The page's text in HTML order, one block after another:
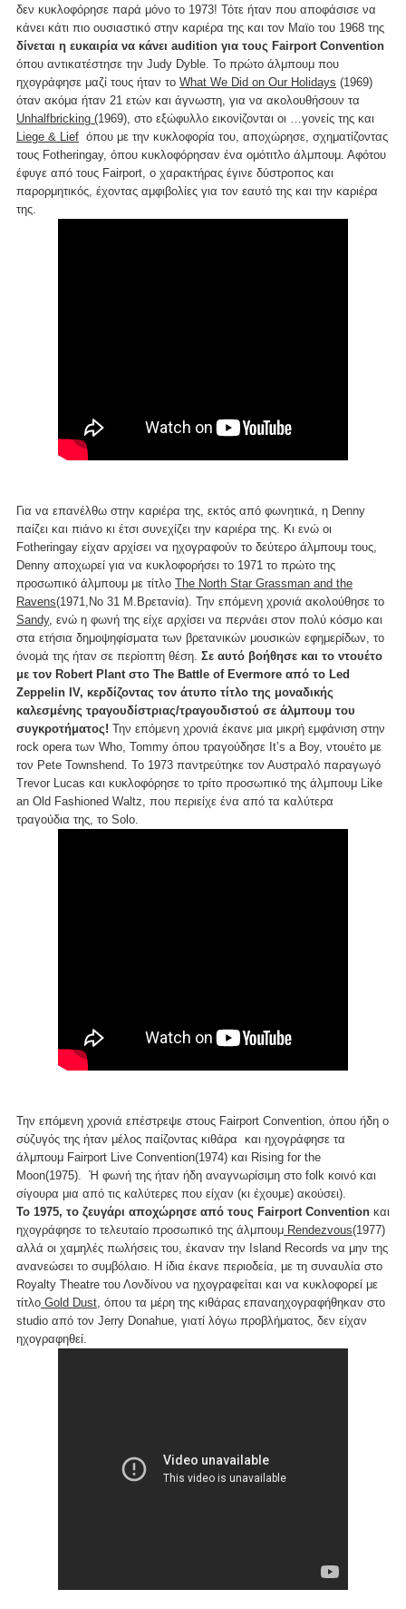
δεν κυκλοφόρησε παρά μόνο το 1973! Τότε ήταν που αποφάσισε να
κάνει κάτι πιο ουσιαστικό στην καριέρα της και τον Μαϊο του 1968 της
δίνεται η ευκαιρία να κάνει audition για τους Fairport Convention
όπου αντικατέστησε την Judy Dyble. Το πρώτο άλμπουμ που
ηχογράφησε μαζί τους ήταν το What We Did on Our Holidays (1969)
όταν ακόμα ήταν 21 ετών και άγνωστη, για να ακολουθήσουν τα
Unhalfbricking (1969), στο εξώφυλλο εικονίζονται οι …γονείς της και
Liege & Lief όπου με την κυκλοφορία του, αποχώρησε, σχηματίζοντας
τους Fotheringay, όπου κυκλοφόρησαν ένα ομότιτλο άλμπουμ. Αφότου
έφυγε από τους Fairport, ο χαρακτήρας έγινε δύστροπος και
παρορμητικός, έχοντας αμφιβολίες για τον εαυτό της και την καριέρα
της.
Για να επανέλθω στην καριέρα της, εκτός από φωνητικά, η Denny
παίζει και πιάνο κι έτσι συνεχίζει την καριέρα της. Κι ενώ οι
Fotheringay είχαν αρχίσει να ηχογραφούν το δεύτερο άλμπουμ τους,
Denny αποχωρεί για να κυκλοφορήσει το 1971 το πρώτο της
προσωπικό άλμπουμ με τίτλο The North Star Grassman and the
Ravens(1971,Νο 31 Μ.Βρετανία). Την επόμενη χρονιά ακολούθησε το
Sandy, ενώ η φωνή της είχε αρχίσει να περνάει στον πολύ κόσμο και
στα ετήσια δημοψηφίσματα των βρετανικών μουσικών εφημερίδων, το
όνομά της ήταν σε περίοπτη θέση. Σε αυτό βοήθησε και το ντουέτο
με τον Robert Plant στο The Battle of Evermore από το Led
Zeppelin IV, κερδίζοντας τον άτυπο τίτλο της μοναδικής
καλεσμένης τραγουδίστριας/τραγουδιστού σε άλμπουμ του
συγκροτήματος! Την επόμενη χρονιά έκανε μια μικρή εμφάνιση στην
rock opera των Who, Tommy όπου τραγούδησε It’s a Boy, ντουέτο με
τον Pete Townshend. To 1973 παντρεύτηκε τον Αυστραλό παραγωγό
Trevor Lucas και κυκλοφόρησε το τρίτο προσωπικό της άλμπουμ Like
an Old Fashioned Waltz, που περιείχε ένα από τα καλύτερα
τραγούδια της, το Solo.
Την επόμενη χρονιά επέστρεψε στους Fairport Convention, όπου ήδη ο
σύζυγός της ήταν μέλος παίζοντας κιθάρα και ηχογράφησε τα
άλμπουμ Fairport Live Convention(1974) και Rising for the
Moon(1975). Ή φωνή της ήταν ήδη αναγνωρίσιμη στο folk κοινό και
σίγουρα μια από τις καλύτερες που είχαν (κι έχουμε) ακούσει).
Το 1975, το ζευγάρι αποχώρησε από τους Fairport Convention και
ηχογράφησε το τελευταίο προσωπικό της άλμπουμ Rendezvous(1977)
αλλά οι χαμηλές πωλήσεις του, έκαναν την Island Records να μην της
ανανεώσει το συμβόλαιο. Η ίδια έκανε περιοδεία, με τη συναυλία στο
Royalty Theatre του Λονδίνου να ηχογραφείται και να κυκλοφορεί με
τίτλο Gold Dust, όπου τα μέρη της κιθάρας επαναηχογραφήθηκαν στο
studio από τον Jerry Donahue, γιατί λόγω προβλήματος, δεν είχαν
ηχογραφηθεί.